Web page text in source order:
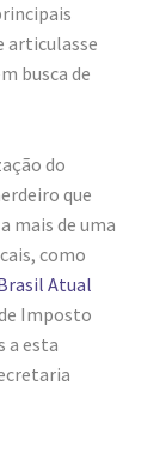
articulasse
busca de
do
que
mais de uma
como
Atual
Imposto
a esta